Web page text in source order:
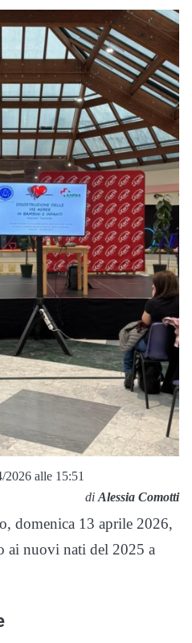
2026 alle 15:51
di Alessia Comotti
domenica 13 aprile 2026,
ai nuovi nati del 2025 a